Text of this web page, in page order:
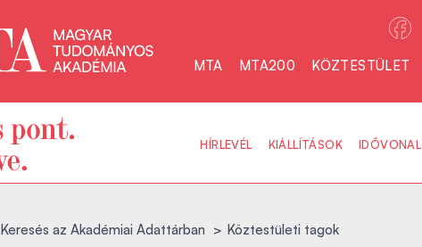
MTA MTA200 KÖZTESTÜLET
HÍRLEVÉL KIÁLLÍTÁSOK IDŐVONAL
Keresés az Akadémiai Adattárban Köztestületi tagok